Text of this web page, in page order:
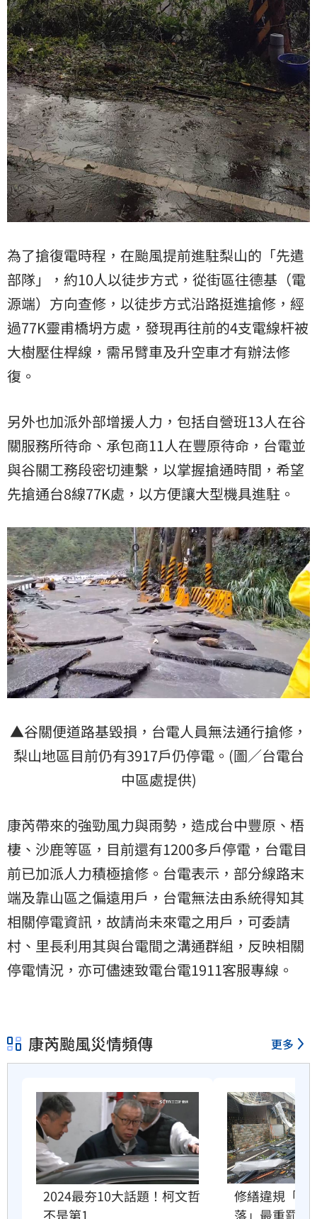
為了搶復電時程，在颱風提前進駐梨山的「先遣
部隊」，約10人以徒步方式，從街區往德基（電
源端）方向查修，以徒步方式沿路挺進搶修，經
過77K靈甫橋坍方處，發現再往前的4支電線杆被
大樹壓住桿線，需吊臂車及升空車才有辦法修
復。
另外也加派外部增援人力，包括自營班13人在谷
關服務所待命、承包商11人在豐原待命，台電並
與谷關工務段密切連繫，以掌握搶通時間，希望
先搶通台8線77K處，以方便讓大型機具進駐。
▲谷關便道路基毀損，台電人員無法通行搶修，
梨山地區目前仍有3917戶仍停電。(圖／台電台
中區處提供)
康芮帶來的強勁風力與雨勢，造成台中豐原、梧
棲、沙鹿等區，目前還有1200多戶停電，台電目
前已加派人力積極搶修。台電表示，部分線路末
端及靠山區之偏遠用戶，台電無法由系統得知其
相關停電資訊，故請尚未來電之用戶，可委請
村、里長利用其與台電間之溝通群組，反映相關
停電情況，亦可儘速致電台電1911客服專線。
康芮颱風災情頻傳 更多
2024最夯10大話題！柯文哲
不是第1
修繕違規「鐵
落」最重罰30